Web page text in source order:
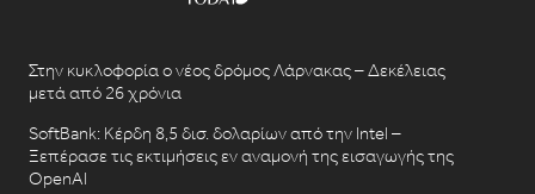
Στην κυκλοφορία ο νέος δρόμος Λάρνακας – Δεκέλειας
μετά από 26 χρόνια
SoftBank: Κέρδη 8,5 δισ. δολαρίων από την Intel –
Ξεπέρασε τις εκτιμήσεις εν αναμονή της εισαγωγής της
OpenAI